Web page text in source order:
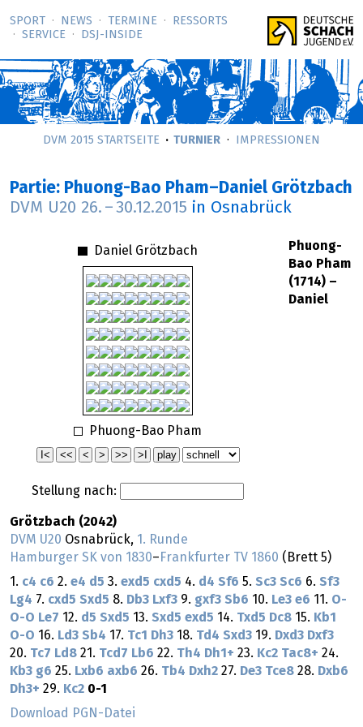
SPORT NEWS TERMINE
RESSORTS
SERVICE
DSJ-­INSIDE
DVM 2015 STARTSEITE TURNIER IMPRESSIONEN
Partie: Phuong-Bao Pham–Daniel Grötzbach
DVM U20 26. – 30.12.2015 in Osnabrück
Daniel Grötzbach
Phuong-Bao Pham
Stellung nach:
Phuong-
Bao Pham
(1714) –
Daniel
Grötzbach (2042)
DVM U20 Osnabrück, 1. Runde
Hamburger SK von 1830– Frankfurter TV 1860 (Brett 5)
1. c4 c6 2. e4 d5 3. exd5 cxd5 4. d4 Sf6 5. Sc3 Sc6 6. Sf3
Lg4 7. cxd5 Sxd5 8. Db3 Lxf3 9. gxf3 Sb6 10. Le3 e6 11. O-
O-O Le7 12. d5 Sxd5 13. Sxd5 exd5 14. Txd5 Dc8 15. Kb1
O-O 16. Ld3 Sb4 17. Tc1 Dh3 18. Td4 Sxd3 19. Dxd3 Dxf3
20. Tc7 Ld8 21. Tcd7 Lb6 22. Th4 Dh1+ 23. Kc2 Tac8+ 24.
Kb3 g6 25. Lxb6 axb6 26. Tb4 Dxh2 27. De3 Tce8 28. Dxb6
Dh3+ 29. Kc2 0-1
Download PGN-Datei